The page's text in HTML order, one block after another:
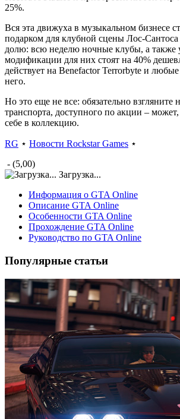
25%.
Вся эта движуха в музыкальном бизнесе
подарком для клубной сцены Лос-
долю: всю неделю ночные клубы, а также
модификации для них стоят на 40%
действует на Benefactor Terrorbyte и
него.
Но это еще не все: обязательно
транспорта, доступного по акции –
себе в коллекцию.
RG ⋆ Новости Rockstar Games ⋆
- (5,00)
Загрузка...
Информация о GTA Online
Описание GTA Online
Особенности GTA Online
Прохождение GTA Online
Руководство по GTA Online
Популярные статьи